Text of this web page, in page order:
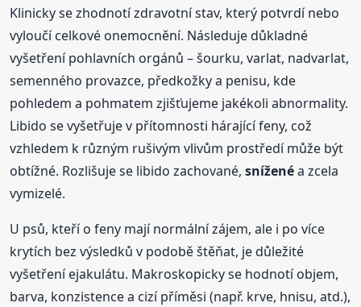
Klinicky se zhodnotí zdravotní stav, který potvrdí nebo
vyloučí celkové onemocnění. Následuje důkladné
vyšetření pohlavních orgánů – šourku, varlat, nadvarlat,
semenného provazce, předkožky a penisu, kde
pohledem a pohmatem zjišťujeme jakékoli abnormality.
Libido se vyšetřuje v přítomnosti hárající feny, což
vzhledem k různým rušivým vlivům prostředí může být
obtížné. Rozlišuje se libido zachované,sníženéa zcela
vymizelé.
U psů, kteří o feny mají normální zájem, ale i po více
krytích bez výsledků v podobě štěňat, je důležité
vyšetření ejakulátu. Makroskopicky se hodnotí objem,
barva, konzistence a cizí příměsi (např. krve, hnisu, atd.),